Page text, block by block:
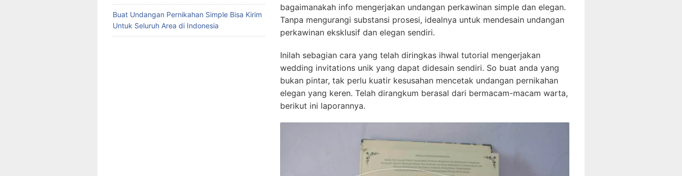
bagaimanakah info mengerjakan undangan perkawinan simple dan elegan.
Tanpa mengurangi substansi prosesi, idealnya untuk mendesain undangan
perkawinan eksklusif dan elegan sendiri.
Inilah sebagian cara yang telah diringkas ihwal tutorial mengerjakan
wedding invitations unik yang dapat didesain sendiri. So buat anda yang
bukan pintar, tak perlu kuatir kesusahan mencetak undangan pernikahan
elegan yang keren. Telah dirangkum berasal dari bermacam-macam warta,
berikut ini laporannya.
Buat Undangan Pernikahan Simple Bisa Kirim
Untuk Seluruh Area di Indonesia